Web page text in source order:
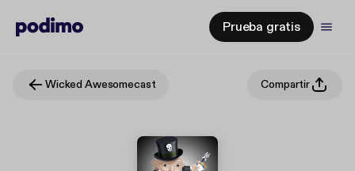
Prueba gratis
Wicked Awesomecast Compartir